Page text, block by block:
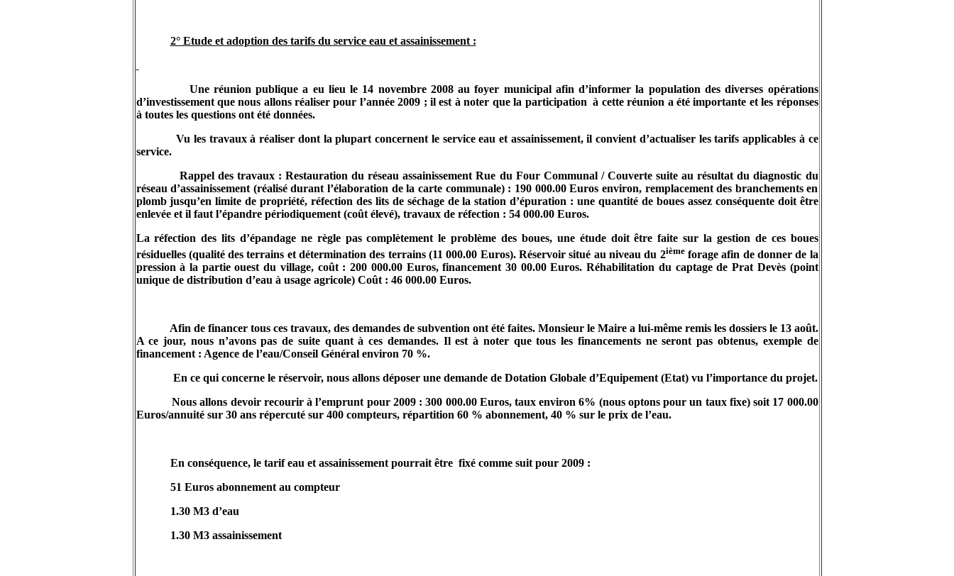
2° Etude et adoption des tarifs du service eau et assainissement :
Une réunion publique a eu lieu le 14 novembre 2008 au foyer municipal afin d’informer la population des diverses opérations
d’investissement que nous allons réaliser pour l’année 2009 ; il est à noter que la participation à cette réunion a été importante et les réponses
à toutes les questions ont été données.
Vu les travaux à réaliser dont la plupart concernent le service eau et assainissement, il convient d’actualiser les tarifs applicables à ce
service.
Rappel des travaux : Restauration du réseau assainissement Rue du Four Communal / Couverte suite au résultat du diagnostic du
réseau d’assainissement (réalisé durant l’élaboration de la carte communale) : 190 000.00 Euros environ, remplacement des branchements en
plomb jusqu’en limite de propriété, réfection des lits de séchage de la station d’épuration : une quantité de boues assez conséquente doit être
enlevée et il faut l’épandre périodiquement (coût élevé), travaux de réfection : 54 000.00 Euros.
La réfection des lits d’épandage ne règle pas complètement le problème des boues, une étude doit être faite sur la gestion de ces boues
résiduelles (qualité des terrains et détermination des terrains (11 000.00 Euros). Réservoir situé au niveau du 2ièmeforage afin de donner de la
pression à la partie ouest du village, coût : 200 000.00 Euros, financement 30 00.00 Euros. Réhabilitation du captage de Prat Devès (point
unique de distribution d’eau à usage agricole) Coût : 46 000.00 Euros.
Afin de financer tous ces travaux, des demandes de subvention ont été faites. Monsieur le Maire a lui-même remis les dossiers le 13 août.
A ce jour, nous n’avons pas de suite quant à ces demandes. Il est à noter que tous les financements ne seront pas obtenus, exemple de
financement : Agence de l’eau/Conseil Général environ 70 %.
En ce qui concerne le réservoir, nous allons déposer une demande de Dotation Globale d’Equipement (Etat) vu l’importance du projet.
Nous allons devoir recourir à l’emprunt pour 2009 : 300 000.00 Euros, taux environ 6% (nous optons pour un taux fixe) soit 17 000.00
Euros/annuité sur 30 ans répercuté sur 400 compteurs, répartition 60 % abonnement, 40 % sur le prix de l’eau.
En conséquence, le tarif eau et assainissement pourrait être fixé comme suit pour 2009 :
51 Euros abonnement au compteur
1.30 M3 d’eau
1.30 M3 assainissement